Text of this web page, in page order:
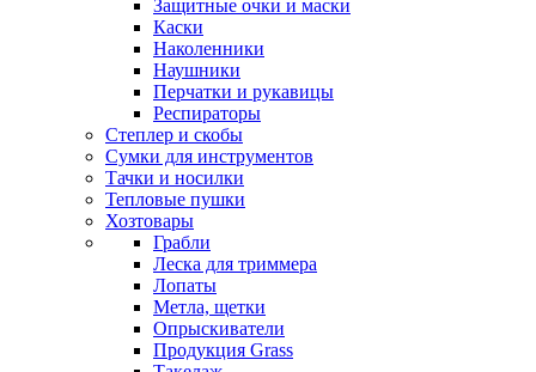
Защитные очки и маски
Каски
Наколенники
Наушники
Перчатки и рукавицы
Респираторы
Степлер и скобы
Сумки для инструментов
Тачки и носилки
Тепловые пушки
Хозтовары
Грабли
Леска для триммера
Лопаты
Метла, щетки
Опрыскиватели
Продукция Grass